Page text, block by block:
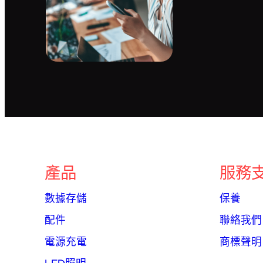
產品
數據存儲
配件
電源充電
服務
保養
聯絡我們
商標聲明